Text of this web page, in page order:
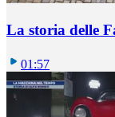
La storia delle
01:57